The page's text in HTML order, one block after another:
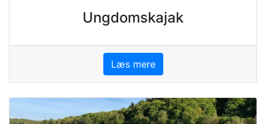
Ungdomskajak
Læs mere